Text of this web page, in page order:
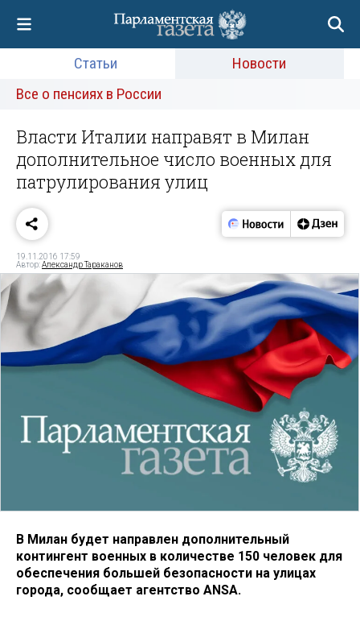
Статьи
Новости
Все о пенсиях в России
Власти Италии направят в Милан
дополнительное число военных для
патрулирования улиц
19.11.2016 17:59
Автор:Александр Тараканов
В Милан будет направлен дополнительный
контингент военных в количестве 150 человек для
обеспечения большей безопасности на улицах
города, сообщает агентство ANSA.